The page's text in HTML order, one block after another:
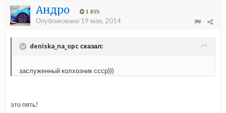
Андро 1 855
Опубликовано 19 мая, 2014
deniska_na_opc сказал:
заслуженный колхозник ссср)))
это пять!